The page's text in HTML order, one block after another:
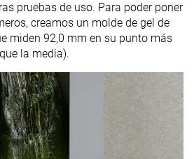
pruebas de uso. Para poder poner
creamos un molde de gel de
miden 92,0 mm en su punto más
la media).